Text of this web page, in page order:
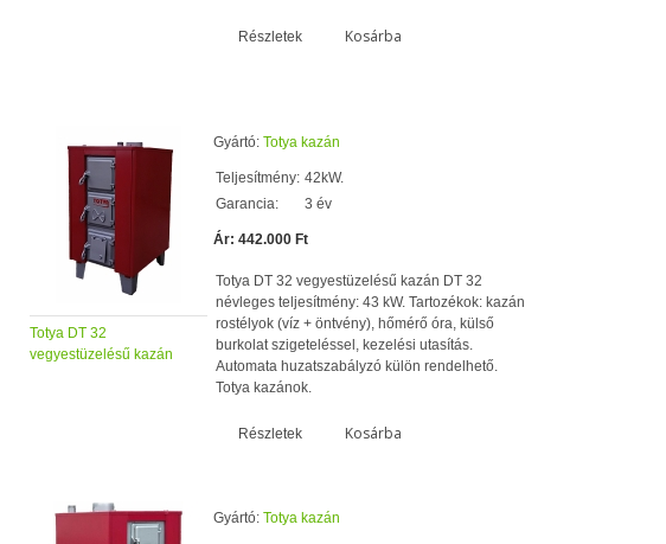
Részletek Kosárba
Totya DT 32
vegyestüzelésű kazán
Gyártó: Totya kazán
Teljesítmény: 42kW.
Garancia:
3 év
Ár: 442.000 Ft
Totya DT 32 vegyestüzelésű kazán DT 32
névleges teljesítmény: 43 kW. Tartozékok: kazán
rostélyok (víz + öntvény), hőmérő óra, külső
burkolat szigeteléssel, kezelési utasítás.
Automata huzatszabályzó külön rendelhető.
Totya kazánok.
Részletek Kosárba
Gyártó: Totya kazán